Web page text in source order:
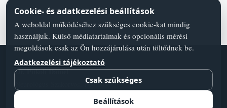
Dr. Pukoli Dániel
Neurológus Szakorvos, Főorvos
Adatvédelmi szabályzat
Orvos válaszol
Cookie- és adatkezelési beállítások
A weboldal működéséhez szükséges cookie-kat mindig
használjuk. Külső médiatartalmak és opcionális mérési
megoldások csak az Ön hozzájárulása után töltődnek be.
Adatkezelési tájékoztató
Csak szükséges
Beállítások